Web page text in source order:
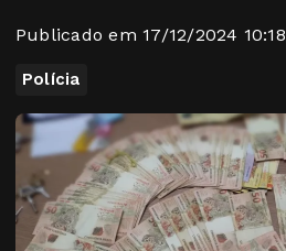
Publicado em 17/12/2024 10:18
Polícia